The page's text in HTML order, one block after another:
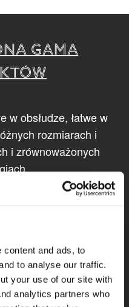
content and ads, to
to analyse our traffic.
your use of our site with
analytics partners who
GAMA
w obsłudze, łatwe w
rozmiarach i
i zrównoważonych
1/11